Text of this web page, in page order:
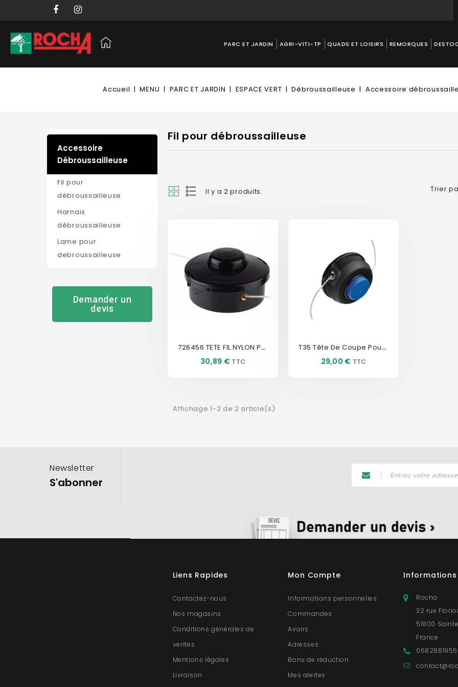
PARC ET JARDIN AGRI-VITI-TP QUADS ET LOISIRS REMORQUES
Accueil MENU PARC ET JARDIN ESPACE VERT Débroussailleuse Accessoire
Accessoire
Débroussailleuse
Fil pour
débroussailleuse
Harnais
débroussailleuse
Lame pour
debroussailleuse
Demander un
devis
Fil pour débroussailleuse
Il y a 2 produits. Trier
726456 TETE FIL NYLON POUR...
Prix
30,89 €
T35 Tête De Coupe Pour...
Prix
29,00 €
Affichage 1-2 de 2 article(s)
Newsletter
S'abonner
Liens Rapides
Contactez-nous
Nos magasins
Conditions générales de
ventes
Mentions légales
Livraison
Mon Compte
Informations personnelles
Commandes
Avoirs
Adresses
Bons de réduction
Mes alertes
Informations
Rocha
32 rue
51800
France
0682881955